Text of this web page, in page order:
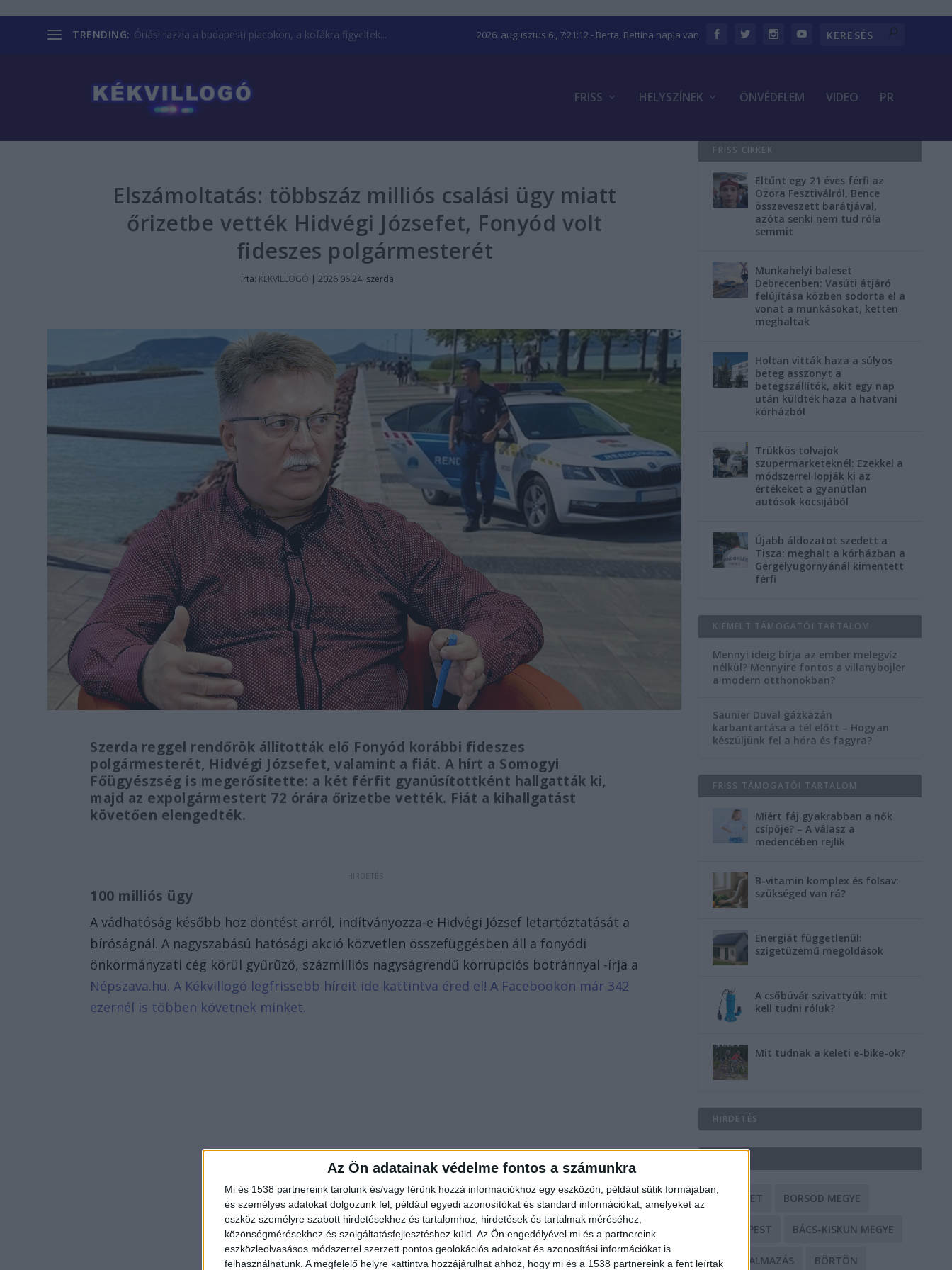
Az Ön adatainak védelme fontos a számunkra
Mi és 1538 partnereink tárolunk és/vagy férünk hozzá információkhoz egy eszközön, például sütik formájában,
és személyes adatokat dolgozunk fel, például egyedi azonosítókat és standard információkat, amelyeket az
eszköz személyre szabott hirdetésekhez és tartalomhoz, hirdetések és tartalmak méréséhez,
közönségmérésekhez és szolgáltatásfejlesztéshez küld. Az Ön engedélyével mi és a partnereink
eszközleolvasásos módszerrel szerzett pontos geolokációs adatokat és azonosítási információkat is
felhasználhatunk. A megfelelő helyre kattintva hozzájárulhat ahhoz, hogy mi és a 1538 partnereink a fent leírtak
TRENDING: Óriási razzia a budapesti piacokon, a kofákra figyeltek... 2026. augusztus 6., 7:21:13 - Berta, Bettina napja van
FRISS HELYSZÍNEK ÖNVÉDELEM VIDEO PR
Elszámoltatás: többszáz milliós csalási ügy miatt
őrizetbe vették Hidvégi Józsefet, Fonyód volt
fideszes polgármesterét
Írta: KÉKVILLOGÓ |2026.06.24. szerda
Szerda reggel rendőrök állították elő Fonyód korábbi fideszes
polgármesterét, Hidvégi Józsefet, valamint a fiát. A hírt a Somogyi
Főügyészség is megerősítette: a két férfit gyanúsítottként hallgatták ki,
majd az expolgármestert 72 órára őrizetbe vették. Fiát a kihallgatást
követően elengedték.
100 milliós ügy
A vádhatóság később hoz döntést arról, indítványozza-e Hidvégi József letartóztatását a
bíróságnál. A nagyszabású hatósági akció közvetlen összefüggésben áll a fonyódi
önkormányzati cég körül gyűrűző, százmilliós nagyságrendű korrupciós botránnyal -írja a
Népszava.hu. A Kékvillogó legfrissebb híreit ide kattintva éred el! A Facebookon már 342
ezernél is többen követnek minket.
FRISS CIKKEK
Eltűnt egy 21 éves férfi az
Ozora Fesztiválról, Bence
összeveszett barátjával,
azóta senki nem tud róla
semmit
Munkahelyi baleset
Debrecenben: Vasúti átjáró
felújítása közben sodorta el a
vonat a munkásokat, ketten
meghaltak
Holtan vitták haza a súlyos
beteg asszonyt a
betegszállítók, akit egy nap
után küldtek haza a hatvani
kórházból
Trükkös tolvajok
szupermarketeknél: Ezekkel a
módszerrel lopják ki az
értékeket a gyanútlan
autósok kocsijából
Újabb áldozatot szedett a
Tisza: meghalt a kórházban a
Gergelyugornyánál kimentett
férfi
KIEMELT TÁMOGATÓI TARTALOM
Mennyi ideig bírja az ember melegvíz
nélkül? Mennyire fontos a villanybojler
a modern otthonokban?
Saunier Duval gázkazán
karbantartása a tél előtt – Hogyan
készüljünk fel a hóra és fagyra?
FRISS TÁMOGATÓI TARTALOM
Miért fáj gyakrabban a nők
csípője? – A válasz a
medencében rejlik
B-vitamin komplex és folsav:
szükséged van rá?
Energiát függetlenül:
szigetüzemű megoldások
A csőbúvár szivattyúk: mit
kell tudni róluk?
Mit tudnak a keleti e-bike-ok?
HIRDETÉS
BALESET BORSOD MEGYE
BUDAPEST BÁCS-KISKUN MEGYE
BÁNTALMAZÁS BÖRTÖN